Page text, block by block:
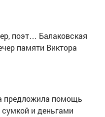
поэт… Балаковская
памяти Виктора
предложила помощь
и деньгами